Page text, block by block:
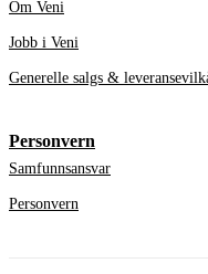
Om Veni
Jobb i Veni
Generelle salgs &
Personvern
Samfunnsansvar
Personvern